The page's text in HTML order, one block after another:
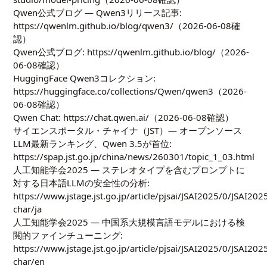
Qwen公式ブログ — Qwen3リリース記事:
https://qwenlm.github.io/blog/qwen3/ （2026-06-08確
認）
Qwen公式ブログ: https://qwenlm.github.io/blog/ （2026-
06-08確認）
HuggingFace Qwen3コレクション:
https://huggingface.co/collections/Qwen/qwen3 （2026-
06-08確認）
Qwen Chat: https://chat.qwen.ai/ （2026-06-08確認）
サイエンスポータル・チャイナ（JST）— オープンソース
LLM最新ランキング、Qwen 3.5が首位:
https://spap.jst.go.jp/china/news/260301/topic_1_03.html
人工知能学会2025 — ステレオタイプを含むプロンプトに
対する日本語LLMの安全性の分析:
https://www.jstage.jst.go.jp/article/pjsai/JSAI2025/0/
char/ja
人工知能学会2025 — 中国系大規模言語モデルにおける検
閲的ファインチューニング:
https://www.jstage.jst.go.jp/article/pjsai/JSAI2025/0/
char/en